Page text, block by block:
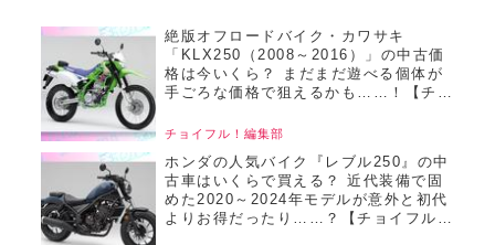
絶版オフロードバイク・カワサキ
「KLX250（2008～2016）」の中古価
格は今いくら？ まだまだ遊べる個体が
手ごろな価格で狙えるかも……！【チョ
チ／22025年8月版】
チョイフル！編集部
ホンダの人気バイク『レブル250』の中
古車はいくらで買える？ 近代装備で固
めた2020～2024年モデルが意外と初代
よりお得だったり……？【チョイフル！